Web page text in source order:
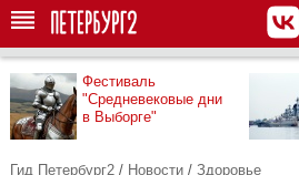
Фестиваль
"Средневековые дни
в Выборге"
Гид Петербург2 / Новости / Здоровье